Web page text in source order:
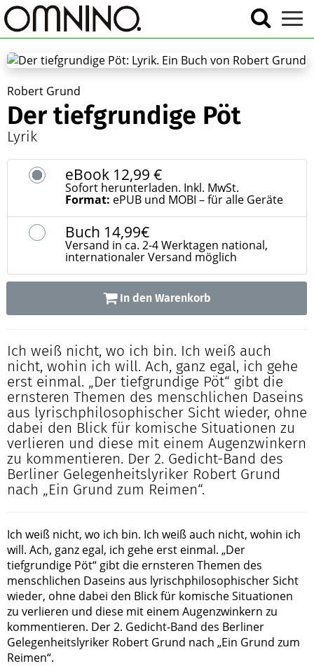
Robert Grund
Der tiefgrundige Pöt
Lyrik
eBook 12,99 €
Sofort herunterladen. Inkl. MwSt.
Format: ePUB und MOBI – für alle Geräte
Buch 14,99€
Versand in ca. 2-4 Werktagen national,
internationaler Versand möglich
In den Warenkorb
Ich weiß nicht, wo ich bin. Ich weiß auch
nicht, wohin ich will. Ach, ganz egal, ich gehe
erst einmal. „Der tiefgrundige Pöt“ gibt die
ernsteren Themen des menschlichen Daseins
aus lyrischphilosophischer Sicht wieder, ohne
dabei den Blick für komische Situationen zu
verlieren und diese mit einem Augenzwinkern
zu kommentieren. Der 2. Gedicht-Band des
Berliner Gelegenheitslyriker Robert Grund
nach „Ein Grund zum Reimen“.
Ich weiß nicht, wo ich bin. Ich weiß auch nicht, wohin ich
will. Ach, ganz egal, ich gehe erst einmal. „Der
tiefgrundige Pöt“ gibt die ernsteren Themen des
menschlichen Daseins aus lyrischphilosophischer Sicht
wieder, ohne dabei den Blick für komische Situationen
zu verlieren und diese mit einem Augenzwinkern zu
kommentieren. Der 2. Gedicht-Band des Berliner
Gelegenheitslyriker Robert Grund nach „Ein Grund zum
Reimen“.